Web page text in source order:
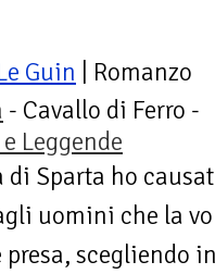
Guin | Romanzo
- Cavallo di Ferro -
Leggende
di Sparta ho
uomini che la
presa, scegliendo